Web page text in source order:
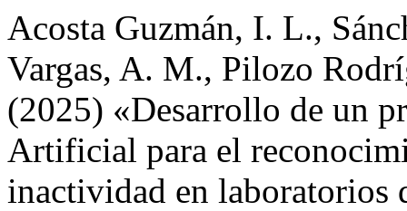
Acosta Guzmán, I. L.,
Vargas, A. M., Pilozo
(2025) «Desarrollo de un
Artificial para el
inactividad en laboratorios